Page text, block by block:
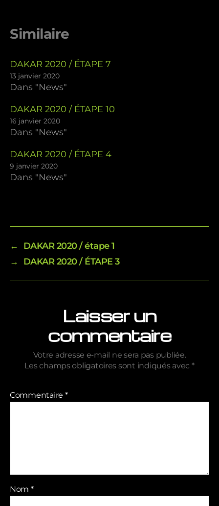
Similaire
DAKAR 2020 / ÉTAPE 7
13 janvier 2020
Dans "News"
DAKAR 2020 / ÉTAPE 10
16 janvier 2020
Dans "News"
DAKAR 2020 / ÉTAPE 4
9 janvier 2020
Dans "News"
←
DAKAR 2020 / étape 1
→
DAKAR 2020 / ÉTAPE 3
Laisser un
commentaire
Votre adresse e-mail ne sera pas publiée.
Les champs obligatoires sont indiqués avec *
Commentaire *
Nom *